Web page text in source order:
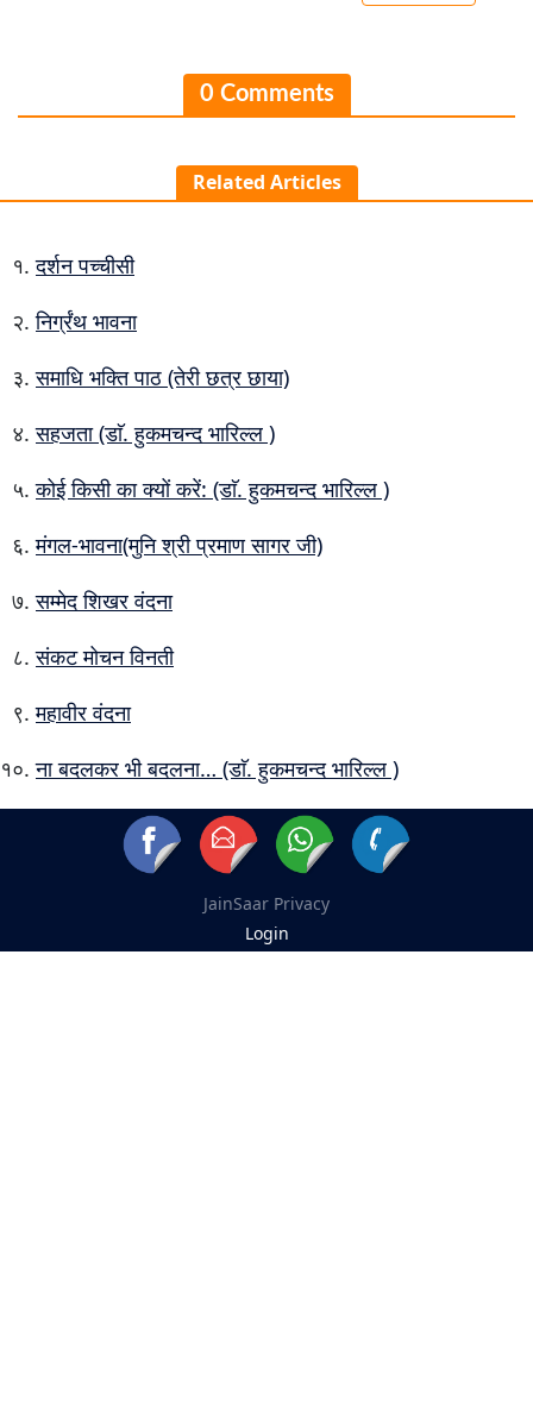
0 Comments
Related Articles
दर्शन पच्चीसी
निर्ग्रंथ भावना
समाधि भक्ति पाठ (तेरी छत्र छाया)
सहजता (डाॅ. हुकमचन्द भारिल्ल )
कोई किसी का क्यों करें: (डाॅ. हुकमचन्द भारिल्ल )
मंगल-भावना(मुनि श्री प्रमाण सागर जी)
सम्मेद शिखर वंदना
संकट मोचन विनती
महावीर वंदना
ना बदलकर भी बदलना… (डाॅ. हुकमचन्द भारिल्ल )
JainSaar Privacy
Login